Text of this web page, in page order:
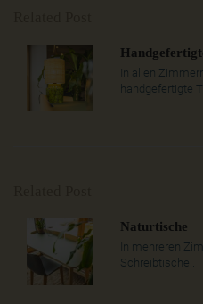
In allen
handgefertigte
Naturtische
In mehreren
Schreibtische..